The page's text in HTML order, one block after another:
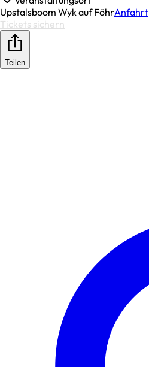
Upstalsboom Wyk auf FöhrAnfahrt
Tickets sichern
Teilen